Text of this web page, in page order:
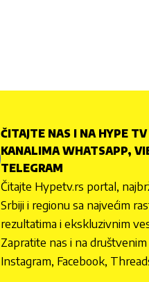
ČITAJTE NAS I NA HYPE TV
KANALIMA WHATSAPP,
TELEGRAM
Čitajte Hypetv.rs portal,
Srbiji i regionu sa najvećim
rezultatima i ekskluzivnim
Zapratite nas i na
Instagram, Facebook,